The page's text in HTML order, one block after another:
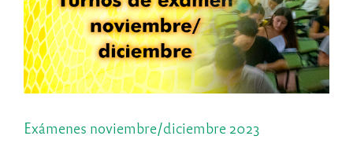
Exámenes noviembre/diciembre 2023